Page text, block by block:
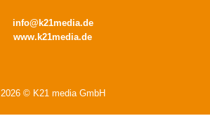
info@k21media.de
www.k21media.de
2026 © K21 media GmbH